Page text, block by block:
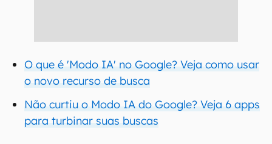
O que é 'Modo IA' no Google? Veja como usar
o novo recurso de busca
Não curtiu o Modo IA do Google? Veja 6 apps
para turbinar suas buscas